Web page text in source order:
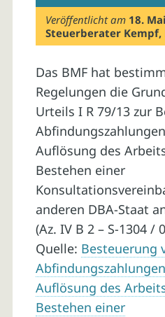
Veröffentlicht am 18.
Steuerberater Kempf,
Das BMF hat
Regelungen die
Urteils I R 79/13 zur
Auflösung des
Bestehen einer
anderen DBA-Staat
(Az. IV B 2 – S-1304 /
Quelle: Besteuerung
Auflösung des
Bestehen einer